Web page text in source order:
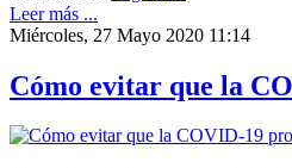
Leer más ...
Miércoles, 27 Mayo 2020 11:14
Cómo evitar que la